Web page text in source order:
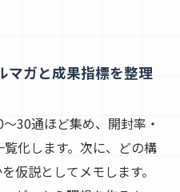
マガと成果指標を整理
30通ほど集め、開封率・
化します。次に、どの構
仮説としてメモします。